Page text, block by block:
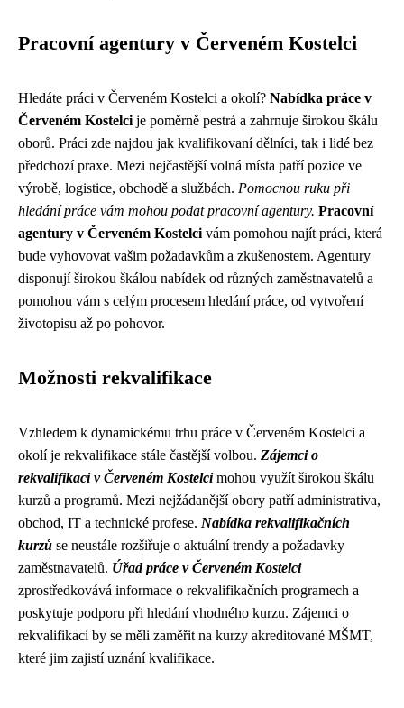
Pracovní agentury v Červeném Kostelci
Hledáte práci v Červeném Kostelci a okolí? Nabídka práce v
Červeném Kostelci je poměrně pestrá a zahrnuje širokou škálu
oborů. Práci zde najdou jak kvalifikovaní dělníci, tak i lidé bez
předchozí praxe. Mezi nejčastější volná místa patří pozice ve
výrobě, logistice, obchodě a službách. Pomocnou ruku při
hledání práce vám mohou podat pracovní agentury. Pracovní
agentury v Červeném Kostelci vám pomohou najít práci, která
bude vyhovovat vašim požadavkům a zkušenostem. Agentury
disponují širokou škálou nabídek od různých zaměstnavatelů a
pomohou vám s celým procesem hledání práce, od vytvoření
životopisu až po pohovor.
Možnosti rekvalifikace
Vzhledem k dynamickému trhu práce v Červeném Kostelci a
okolí je rekvalifikace stále častější volbou. Zájemci o
rekvalifikaci v Červeném Kostelcimohou využít širokou škálu
kurzů a programů. Mezi nejžádanější obory patří administrativa,
obchod, IT a technické profese. Nabídka rekvalifikačních
kurzů se neustále rozšiřuje o aktuální trendy a požadavky
zaměstnavatelů. Úřad práce v Červeném Kostelci
zprostředkovává informace o rekvalifikačních programech a
poskytuje podporu při hledání vhodného kurzu. Zájemci o
rekvalifikaci by se měli zaměřit na kurzy akreditované MŠMT,
které jim zajistí uznání kvalifikace.